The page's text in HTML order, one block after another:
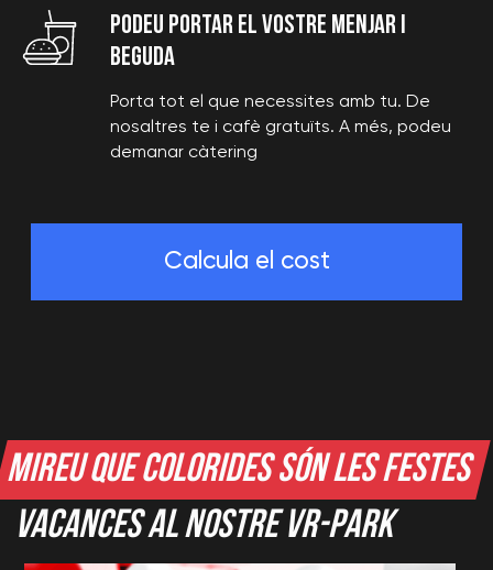
Podeu portar el vostre menjar i
beguda
Porta tot el que necessites amb tu. De
nosaltres te i cafè gratuïts. A més, podeu
demanar càtering